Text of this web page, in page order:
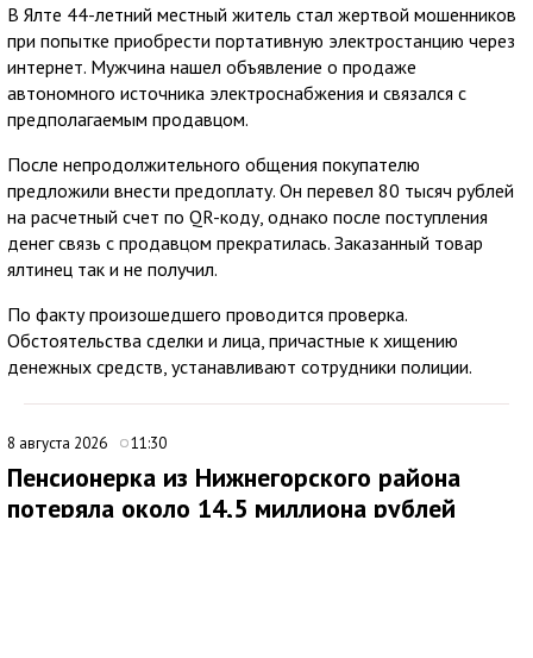
В Ялте 44-летний местный житель стал жертвой мошенников
при попытке приобрести портативную электростанцию через
интернет. Мужчина нашел объявление о продаже
автономного источника электроснабжения и связался с
предполагаемым продавцом.
После непродолжительного общения покупателю
предложили внести предоплату. Он перевел 80 тысяч рублей
на расчетный счет по QR-коду, однако после поступления
денег связь с продавцом прекратилась. Заказанный товар
ялтинец так и не получил.
По факту произошедшего проводится проверка.
Обстоятельства сделки и лица, причастные к хищению
денежных средств, устанавливают сотрудники полиции.
8 августа 2026 11:30
Пенсионерка из Нижнегорского района
потеряла около 14,5 миллиона рублей